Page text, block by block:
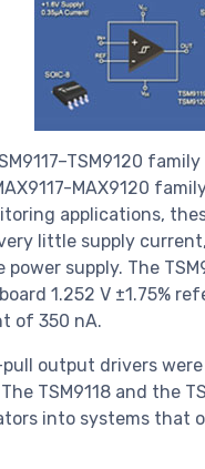
MAX9120
applications,
little supply
supply. The
1.252 V ±1.75%
of 350 nA.
pull output drivers
TSM9118 and the
into systems that